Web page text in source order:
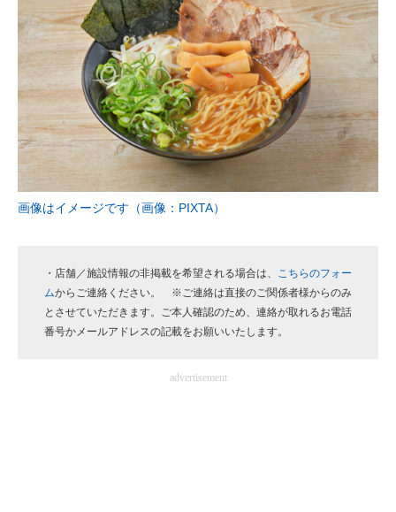
進化するPCとデバイスの未来
好きが集まる 比べて選べる
ビジネスと働き方のヒント
AI活用のいまが分かる
企業ITのトレンドを詳説
ITエンジニア向け専門サイト
企業向けIT製品の総合サイト
画像はイメージです（画像：PIXTA）
・店舗／施設情報の非掲載を希望される場合は、 こちらのフォー
ムからご連絡ください。 ※ご連絡は直接のご関係者様からのみ
とさせていただきます。ご本人確認のため、連絡が取れるお電話
番号かメールアドレスの記載をお願いいたします。
advertisement